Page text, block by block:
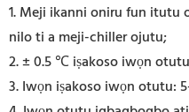
1. Meji ikanni oniru fun itutu
nilo ti a meji-chiller ojutu;
2. ± 0.5 ℃ iṣakoso iwọn
3. Iwọn iṣakoso iwọn otutu: